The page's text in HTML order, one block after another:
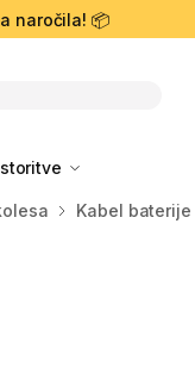
naročila! 📦
Kabel baterije